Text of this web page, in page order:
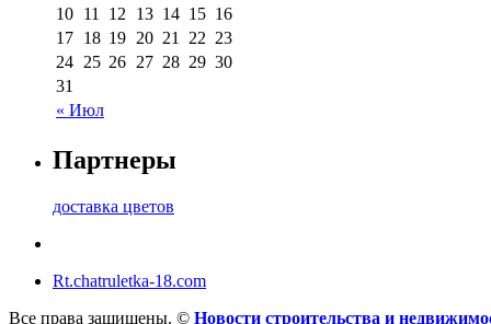
« Июл
10 11 12 13 14 15 16
17 18 19 20 21 22 23
24 25 26 27 28 29 30
31
Партнеры
доставка цветов
Rt.chatruletka-18.com
Все права защищены. © Новости строительства и